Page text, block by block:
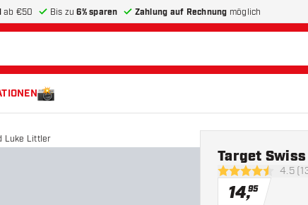
ab €50 Bis zu6% sparen Zahlung auf Rechnung möglich
Luke Littler
4.5 4.5
Target
14,95